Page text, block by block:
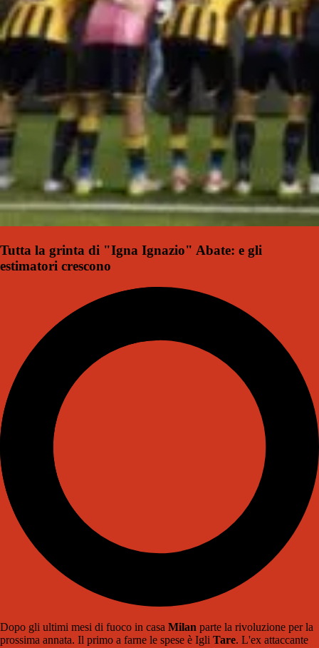
Tutta la grinta di "Igna Ignazio" Abate: e gli
estimatori crescono
Dopo gli ultimi mesi di fuoco in casa Milan parte la rivoluzione per la
prossima annata. Il primo a farne le spese è Igli Tare. L'ex attaccante